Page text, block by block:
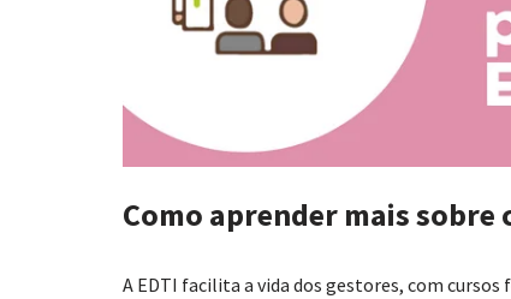
Como aprender mais sobre
A EDTI facilita a vida dos gestores, com